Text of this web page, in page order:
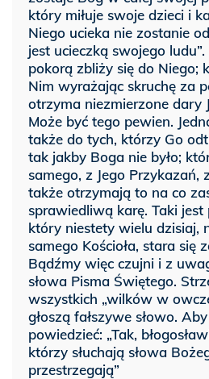
który miłuje swoje dzieci i
Niego ucieka nie zostanie
jest ucieczką swojego
pokorą zbliży się do Niego;
Nim wyrażając skruchę za
otrzyma niezmierzone dary
Może być tego pewien.
także do tych, którzy Go
tak jakby Boga nie było;
samego, z Jego Przykazań,
także otrzymają to na co
sprawiedliwą karę. Taki jest
który niestety wielu dzisiaj,
samego Kościoła, stara się
Bądźmy więc czujni i z
słowa Pisma Świętego.
wszystkich „wilków w
głoszą fałszywe słowo.
powiedzieć: „Tak,
którzy słuchają słowa
przestrzegają”